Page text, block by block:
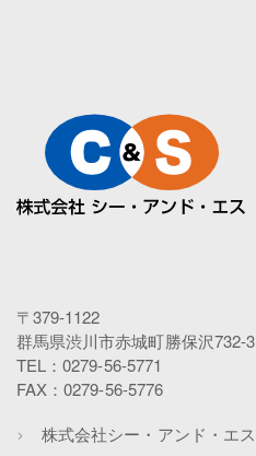
〒379-1122
群馬県渋川市赤城町勝保沢732-3
TEL：0279-56-5771
FAX：0279-56-5776
株式会社シー・アンド・エス